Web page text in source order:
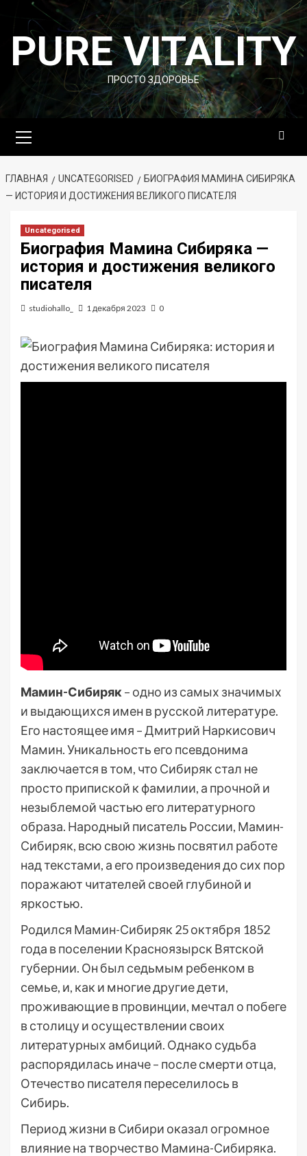
Перейти
содержимому
PURE VITALITY
ПРОСТО ЗДОРОВЬЕ
меню
ГЛАВНАЯ UNCATEGORISED
БИОГРАФИЯ МАМИНА СИБИРЯКА
— ИСТОРИЯ И ДОСТИЖЕНИЯ ВЕЛИКОГО ПИСАТЕЛЯ
Uncategorised
Биография Мамина Сибиряка —
история и достижения великого
писателя
studiohallo_ 1 декабря 2023 0
Мамин-Сибиряк– одно из самых значимых
и выдающихся имен в русской литературе.
Его настоящее имя – Дмитрий Наркисович
Мамин. Уникальность его псевдонима
заключается в том, что Сибиряк стал не
просто припиской к фамилии, а прочной и
незыблемой частью его литературного
образа. Народный писатель России, Мамин-
Сибиряк, всю свою жизнь посвятил работе
над текстами, а его произведения до сих пор
поражают читателей своей глубиной и
яркостью.
Родился Мамин-Сибиряк 25 октября 1852
года в поселении Красноязырск Вятской
губернии. Он был седьмым ребенком в
семье, и, как и многие другие дети,
проживающие в провинции, мечтал о побеге
в столицу и осуществлении своих
литературных амбиций. Однако судьба
распорядилась иначе – после смерти отца,
Отечество писателя переселилось в
Сибирь.
Период жизни в Сибири оказал огромное
влияние на творчество Мамина-Сибиряка.